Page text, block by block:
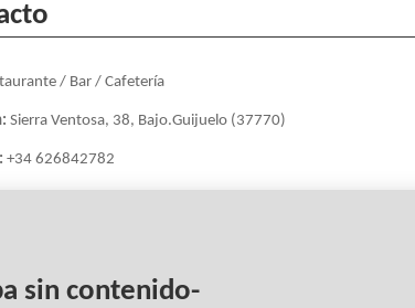
/ Bar / Cafetería
Sierra Ventosa, 38, Bajo.Guijuelo (37770)
+34 626842782
sin contenido-